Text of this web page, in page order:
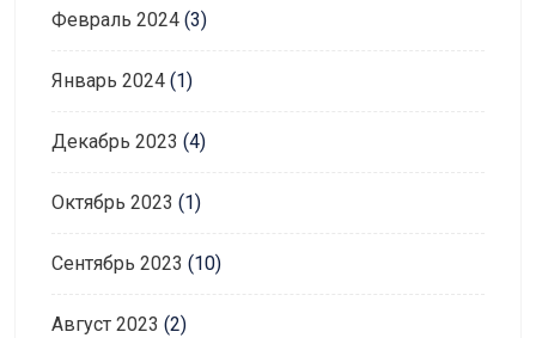
Февраль 2024 (3)
Январь 2024 (1)
Декабрь 2023 (4)
Октябрь 2023 (1)
Сентябрь 2023 (10)
Август 2023 (2)